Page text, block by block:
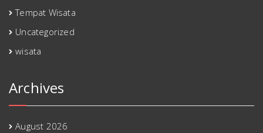
Tempat Wisata
Uncategorized
wisata
Archives
August 2026